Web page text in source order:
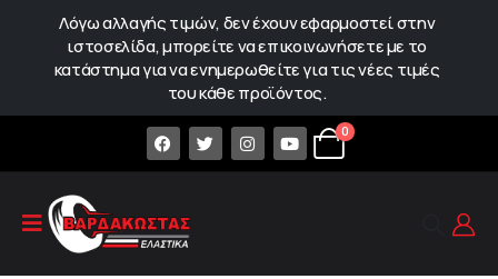
Λόγω αλλαγής τιμών, δεν έχουν εφαρμοστεί στην
ιστοσελίδα, μπορείτε να επικοινωνήσετε με το
κατάστημα για να ενημερωθείτε για τις νέες τιμές
του κάθε προϊόντος.
0